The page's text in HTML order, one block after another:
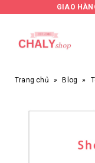
GIAO
Trang chủ » Blog »